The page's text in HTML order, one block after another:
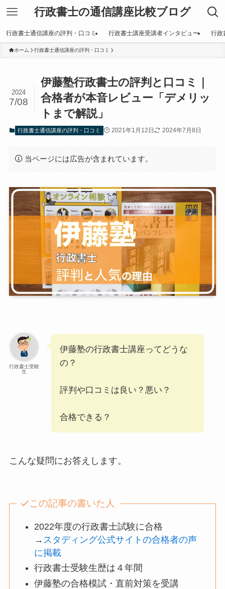
行政書士の通信講座比較ブログ
行政書士通信講座の評判・口コミ 行政書士講座受講者インタビュー 行政
ホーム 行政書士通信講座の評判・口コミ
伊藤塾行政書士の評判と口コミ｜
合格者が本音レビュー「デメリッ
トまで解説」
2024
7/08
行政書士通信講座の評判・口コミ 2021年1月12日 2024年7月8日
当ページには広告が含まれています。
行政書士受験
生
伊藤塾の行政書士講座ってどうな
の？
評判や口コミは良い？悪い？
合格できる？
こんな疑問にお答えします。
この記事の書いた人
2022年度の行政書士試験に合格
→ スタディング公式サイトの合格者の声
に掲載
行政書士受験生歴は４年間
伊藤塾の合格模試・直前対策を受講